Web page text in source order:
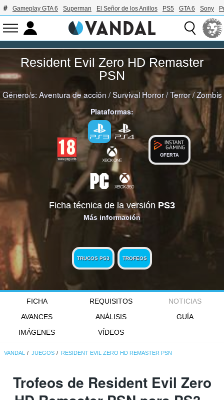
Gameplay GTA 6 Superman El Señor de los Anillos PS5 GTA 6 Sony
Resident Evil Zero HD Remaster
PSN
Género/s: Aventura de acción /Survival Horror/Terror/Zombis
Plataformas:
OFERTA
Ficha técnica de la versión PS3
Más información
TRUCOS PS3 TROFEOS
FICHA REQUISITOS
NOTICIAS
AVANCES
ANÁLISIS
GUÍA
IMÁGENES
VÍDEOS
VANDAL JUEGOS RESIDENT EVIL ZERO HD REMASTER PSN
Trofeos de Resident Evil Zero